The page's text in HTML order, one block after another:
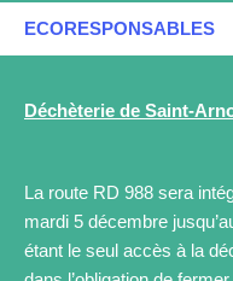
ECORESPONSABLES
Déchèterie de Saint-
La route RD 988 sera
mardi 5 décembre
étant le seul accès à la